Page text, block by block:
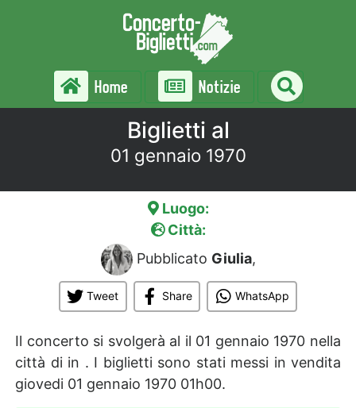
Home Notizie
Biglietti al
01 gennaio 1970
Luogo:
Città:
Pubblicato Giulia,
Tweet Share WhatsApp
Il concerto si svolgerà al il 01 gennaio 1970 nella
città di in . I biglietti sono stati messi in vendita
giovedi 01 gennaio 1970 01h00.